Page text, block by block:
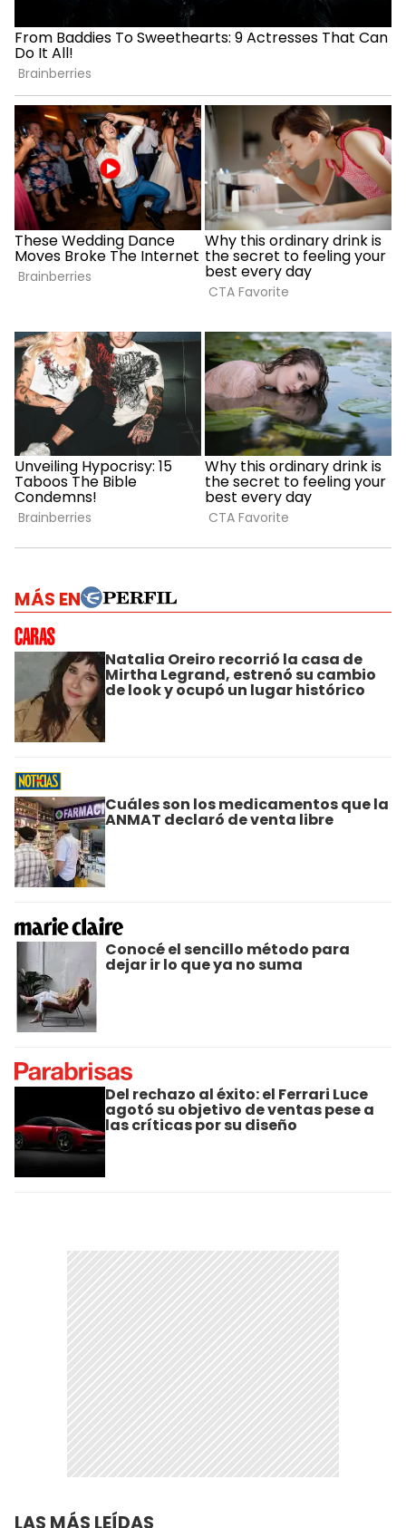
MÁS EN
Natalia Oreiro recorrió la casa de
Mirtha Legrand, estrenó su cambio
de look y ocupó un lugar histórico
Cuáles son los medicamentos que la
ANMAT declaró de venta libre
Conocé el sencillo método para
dejar ir lo que ya no suma
Del rechazo al éxito: el Ferrari Luce
agotó su objetivo de ventas pese a
las críticas por su diseño
LAS MÁS LEÍDAS